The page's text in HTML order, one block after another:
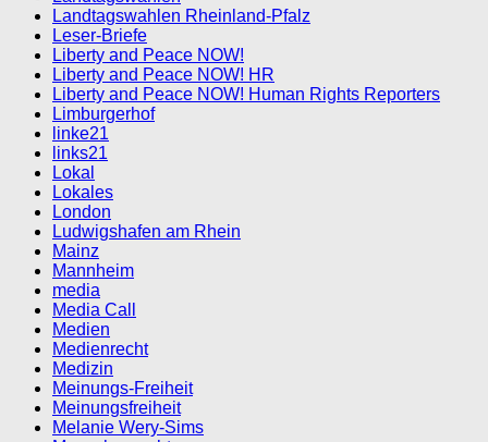
Landtagswahlen Rheinland-Pfalz
Leser-Briefe
Liberty and Peace NOW!
Liberty and Peace NOW! HR
Liberty and Peace NOW! Human Rights Reporters
Limburgerhof
linke21
links21
Lokal
Lokales
London
Ludwigshafen am Rhein
Mainz
Mannheim
media
Media Call
Medien
Medienrecht
Medizin
Meinungs-Freiheit
Meinungsfreiheit
Melanie Wery-Sims